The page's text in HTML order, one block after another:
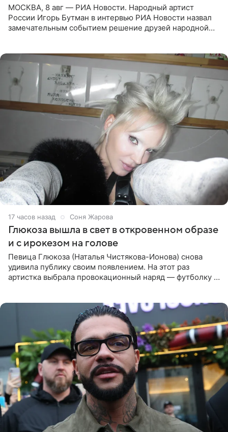
МОСКВА, 8 авг — РИА Новости. Народный артист
России Игорь Бутман в интервью РИА Новости назвал
замечательным событием решение друзей народной
17 часов назад Соня Жарова
Глюкоза вышла в свет в откровенном образе
и с ирокезом на голове
Певица Глюкоза (Наталья Чистякова-Ионова) снова
удивила публику своим появлением. На этот раз
артистка выбрала провокационный наряд — футболку с